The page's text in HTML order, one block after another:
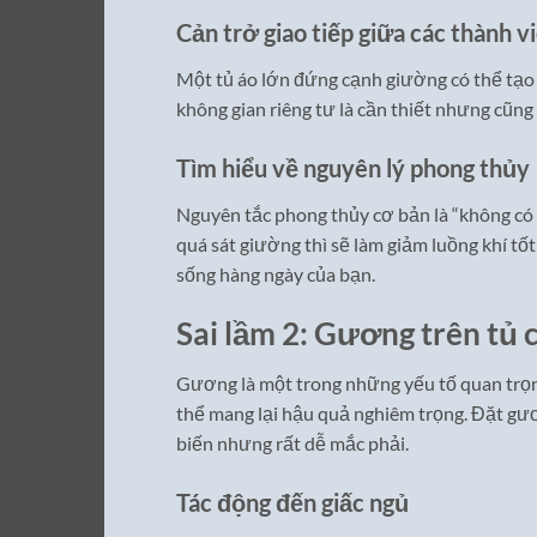
Cản trở giao tiếp giữa các thành
Một tủ áo lớn đứng cạnh giường có thể tạo
không gian riêng tư là cần thiết nhưng
Tìm hiểu về nguyên lý phong thủy
Nguyên tắc phong thủy cơ bản là “không
quá sát giường thì sẽ làm giảm luồng khí
sống hàng ngày của bạn.
Sai lầm 2: Gương trên tủ
Gương là một trong những yếu tố quan
thể mang lại hậu quả nghiêm trọng. Đặt
biến nhưng rất dễ mắc phải.
Tác động đến giấc ngủ